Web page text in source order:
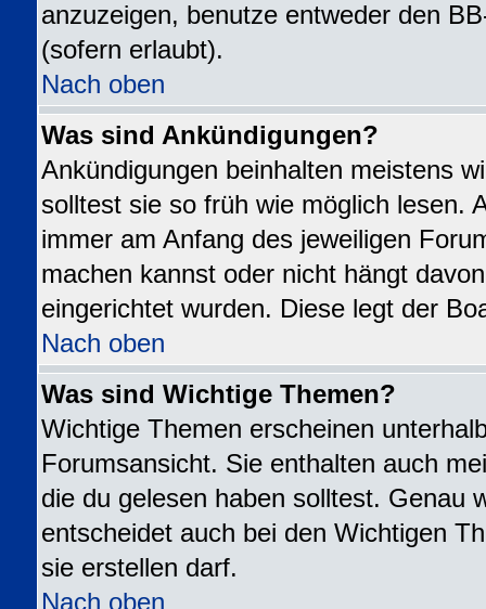
anzuzeigen, benutze entweder den
(sofern erlaubt).
Nach oben
Was sind Ankündigungen?
Ankündigungen beinhalten meistens
solltest sie so früh wie möglich lesen.
immer am Anfang des jeweiligen
machen kannst oder nicht hängt
eingerichtet wurden. Diese legt der
Nach oben
Was sind Wichtige Themen?
Wichtige Themen erscheinen
Forumsansicht. Sie enthalten auch
die du gelesen haben solltest. Genau
entscheidet auch bei den Wichtigen
sie erstellen darf.
Nach oben